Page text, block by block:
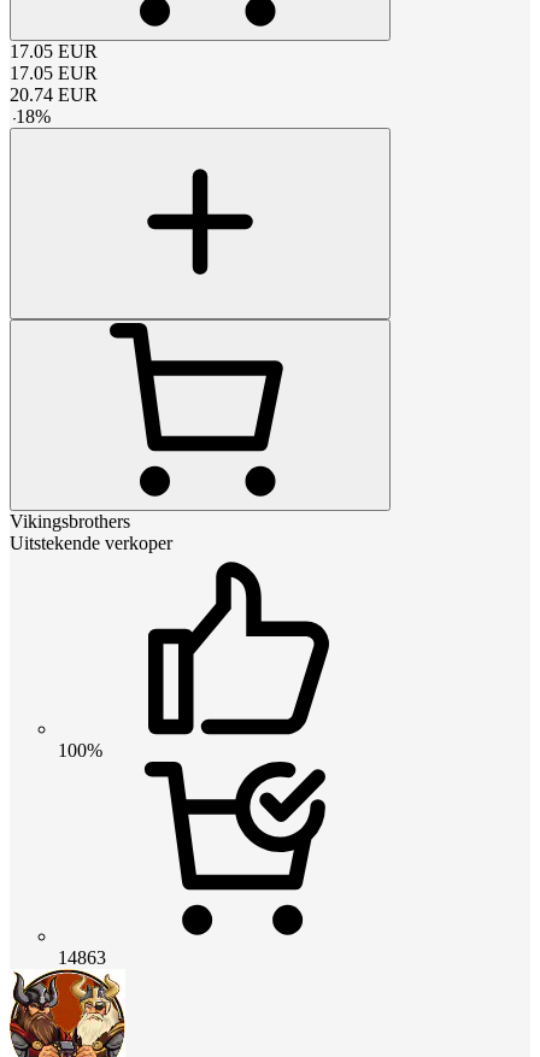
17.05 EUR
17.05 EUR
20.74 EUR
-18%
Vikingsbrothers
Uitstekende verkoper
100%
14863